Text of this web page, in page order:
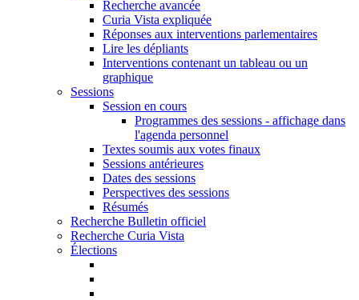
Recherche avancée
Curia Vista expliquée
Réponses aux interventions parlementaires
Lire les dépliants
Interventions contenant un tableau ou un
graphique
Sessions
Session en cours
Programmes des sessions - affichage dans
l'agenda personnel
Textes soumis aux votes finaux
Sessions antérieures
Dates des sessions
Perspectives des sessions
Résumés
Recherche Bulletin officiel
Recherche Curia Vista
Élections